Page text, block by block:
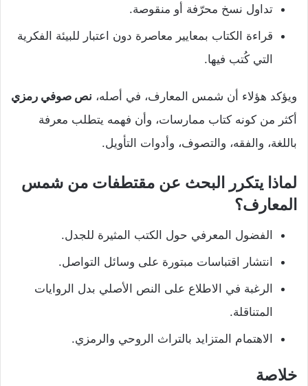
تداول نسخ محرّفة أو منقوصة.
قراءة الكتاب بمعايير معاصرة دون اعتبار للبيئة الفكرية
التي كُتب فيها.
ويؤكد هؤلاء أن شمس المعارف، في أصله، نص صوفي رمزي
أكثر من كونه كتاب ممارسات، وأن فهمه يتطلب معرفة
باللغة، والفقه، والتصوف، وأدوات التأويل.
لماذا يتكرر البحث عن مقتطفات من شمس
المعارف؟
الفضول المعرفي حول الكتب المثيرة للجدل.
انتشار اقتباسات مبتورة على وسائل التواصل.
الرغبة في الاطلاع على النص الأصلي بدل الروايات
المتناقلة.
الاهتمام المتزايد بالتراث الروحي والرمزي.
خلاصة